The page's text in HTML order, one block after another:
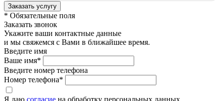
* Обязательные поля
Заказать звонок
Укажите ваши контактные данные
и мы свяжемся с Вами в ближайшее время.
Введите имя
Ваше имя*
Введите номер телефона
Номер телефона*
Я даю согласие на обработку персональных данных